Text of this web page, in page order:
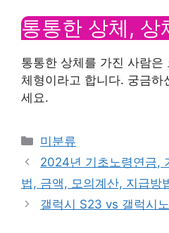
통통한 상체, 상
통통한 상체를 가진 사람은
체형이라고 합니다. 궁금하
세요.
Categories
미분류
2024년 기초노령연금,
법, 금액, 모의계산, 지급방
갤럭시 S23 vs 갤럭시